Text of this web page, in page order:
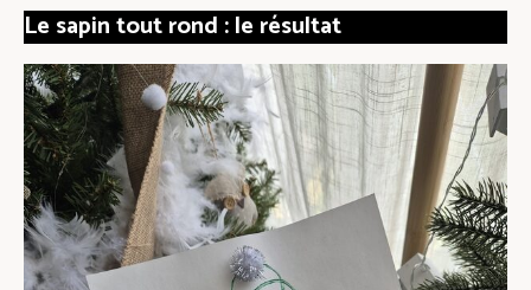
Le sapin tout rond : le résultat